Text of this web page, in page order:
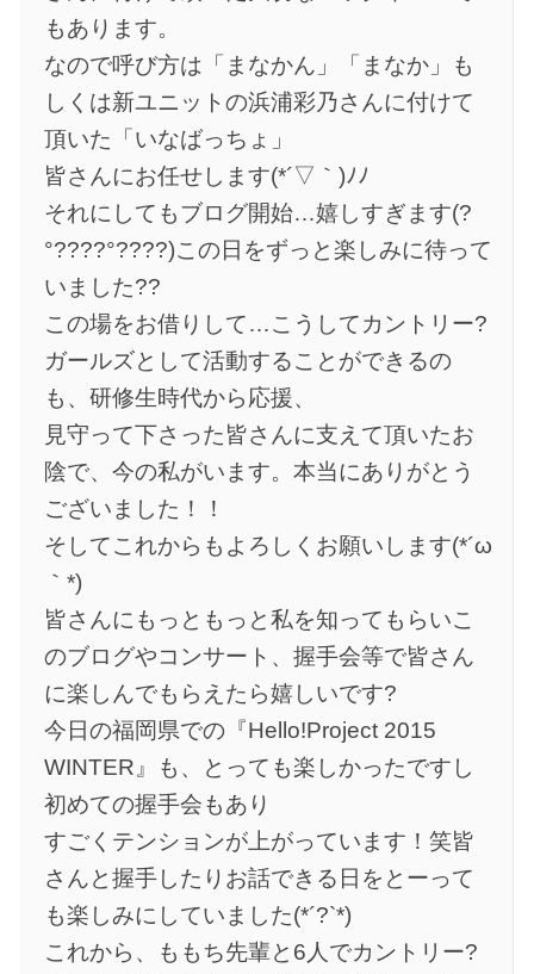
もあります。
なので呼び方は「まなかん」「まなか」も
しくは新ユニットの浜浦彩乃さんに付けて
頂いた「いなばっちょ」
皆さんにお任せします(*´▽｀)ﾉﾉ
それにしてもブログ開始…嬉しすぎます(?
°????°????)この日をずっと楽しみに待って
いました??
この場をお借りして…こうしてカントリー?
ガールズとして活動することができるの
も、研修生時代から応援、
見守って下さった皆さんに支えて頂いたお
陰で、今の私がいます。本当にありがとう
ございました！！
そしてこれからもよろしくお願いします(*´ω
｀*)
皆さんにもっともっと私を知ってもらいこ
のブログやコンサート、握手会等で皆さん
に楽しんでもらえたら嬉しいです?
今日の福岡県での『Hello!Project 2015
WINTER』も、とっても楽しかったですし
初めての握手会もあり
すごくテンションが上がっています！笑皆
さんと握手したりお話できる日をとーって
も楽しみにしていました(*´?`*)
これから、ももち先輩と6人でカントリー?